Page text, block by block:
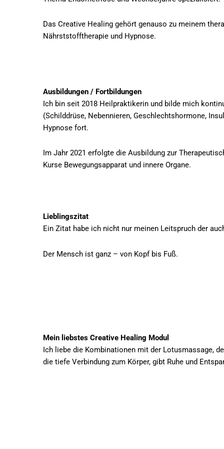
Das Creative Healing gehört genauso zu meinem
Nährststofftherapie und Hypnose.
Ausbildungen / Fortbildungen
Ich bin seit 2018 Heilpraktikerin und bilde mich
(Schilddrüse, Nebennieren, Geschlechtshormone,
Hypnose fort.
Im Jahr 2021 erfolgte die Ausbildung zur
Kurse Bewegungsapparat und innere Organe.
Lieblingszitat
Ein Zitat habe ich nicht nur meinen Leitspruch der
Der Mensch ist ganz – von Kopf bis Fuß.
Mein liebstes Creative Healing Modul
Ich liebe die Kombinationen mit der Lotusmassage,
die tiefe Verbindung zum Körper, gibt Ruhe und